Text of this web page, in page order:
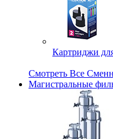
Картриджи
Смотреть Все
Магистральные